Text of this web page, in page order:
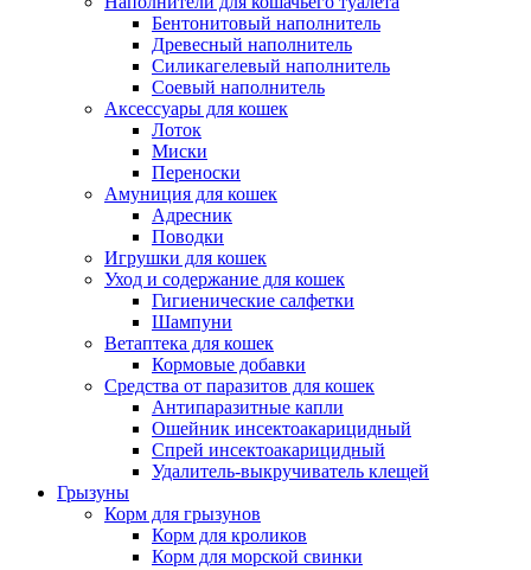
Бентонитовый наполнитель
Древесный наполнитель
Силикагелевый наполнитель
Соевый наполнитель
Аксессуары для кошек
Лоток
Миски
Переноски
Амуниция для кошек
Адресник
Поводки
Игрушки для кошек
Уход и содержание для кошек
Гигиенические салфетки
Шампуни
Ветаптека для кошек
Кормовые добавки
Средства от паразитов для кошек
Антипаразитные капли
Ошейник инсектоакарицидный
Спрей инсектоакарицидный
Удалитель-выкручиватель клещей
Грызуны
Корм для грызунов
Корм для кроликов
Корм для морской свинки